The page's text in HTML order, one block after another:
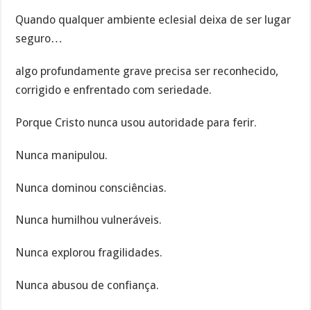
Quando qualquer ambiente eclesial deixa de ser lugar
seguro…
algo profundamente grave precisa ser reconhecido,
corrigido e enfrentado com seriedade.
Porque Cristo nunca usou autoridade para ferir.
Nunca manipulou.
Nunca dominou consciências.
Nunca humilhou vulneráveis.
Nunca explorou fragilidades.
Nunca abusou de confiança.